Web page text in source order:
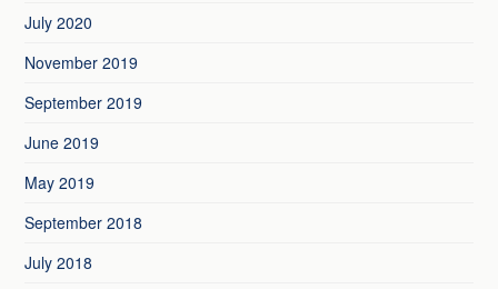
July 2020
November 2019
September 2019
June 2019
May 2019
September 2018
July 2018